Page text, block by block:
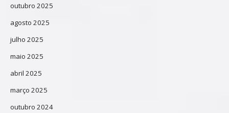
outubro 2025
agosto 2025
julho 2025
maio 2025
abril 2025
março 2025
outubro 2024